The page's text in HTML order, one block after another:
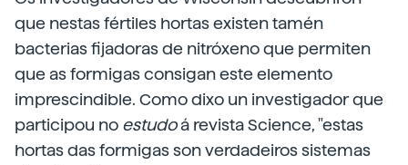
que nestas fértiles hortas existen tamén
bacterias fijadoras de nitróxeno que permiten
que as formigas consigan este elemento
imprescindible. Como dixo un investigador que
participou no estudoá revista Science, "estas
hortas das formigas son verdadeiros sistemas